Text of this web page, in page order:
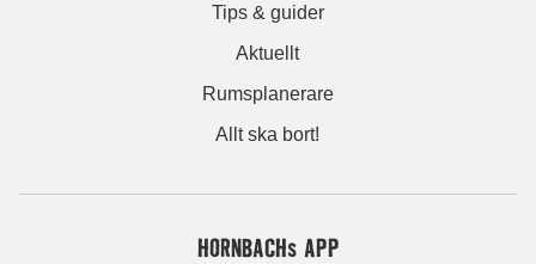
Tips & guider
Aktuellt
Rumsplanerare
Allt ska bort!
HORNBACHs APP